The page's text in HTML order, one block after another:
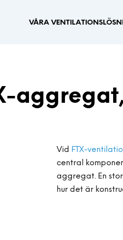
VÅRA
Vid FTX-
central
aggregat. En
hur det är